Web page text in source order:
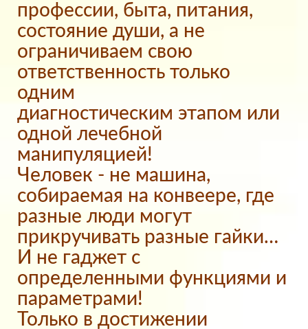
профессии, быта, питания,
состояние души, а не
ограничиваем свою
ответственность только
одним
диагностическим этапом или
одной лечебной
манипуляцией!
Человек - не машина,
собираемая на конвеере, где
разные люди могут
прикручивать разные гайки…
И не гаджет с
определенными функциями и
параметрами!
Только в достижении